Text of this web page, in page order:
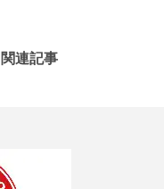
関連記事